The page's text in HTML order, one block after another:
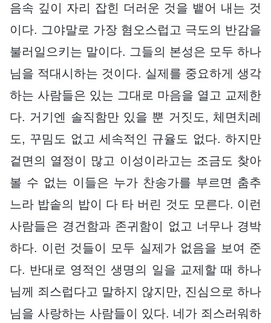
음속 깊이 자리 잡힌 더러운 것을 뱉어 내는 것
이다. 그야말로 가장 혐오스럽고 극도의 반감을
불러일으키는 말이다. 그들의 본성은 모두 하나
님을 적대시하는 것이다. 실제를 중요하게 생각
하는 사람들은 있는 그대로 마음을 열고 교제한
다. 거기엔 솔직함만 있을 뿐 거짓도, 체면치레
도, 꾸밈도 없고 세속적인 규율도 없다. 하지만
겉면의 열정이 많고 이성이라고는 조금도 찾아
볼 수 없는 이들은 누가 찬송가를 부르면 춤추
느라 밥솥의 밥이 다 타 버린 것도 모른다. 이런
사람들은 경건함과 존귀함이 없고 너무나 경박
하다. 이런 것들이 모두 실제가 없음을 보여 준
다. 반대로 영적인 생명의 일을 교제할 때 하나
님께 죄스럽다고 말하지 않지만, 진심으로 하나
님을 사랑하는 사람들이 있다. 네가 죄스러워하